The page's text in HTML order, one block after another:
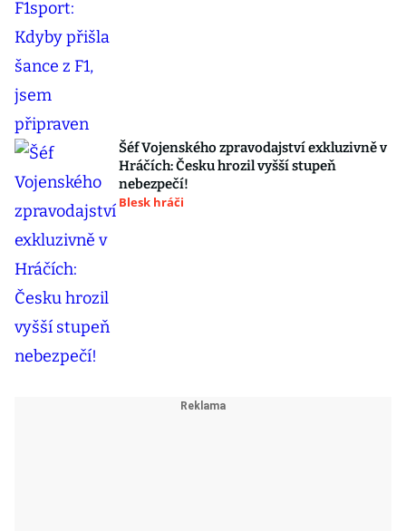
Šéf Vojenského zpravodajství exkluzivně v
Hráčích: Česku hrozil vyšší stupeň
nebezpečí!
Blesk hráči